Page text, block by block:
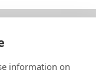
information on